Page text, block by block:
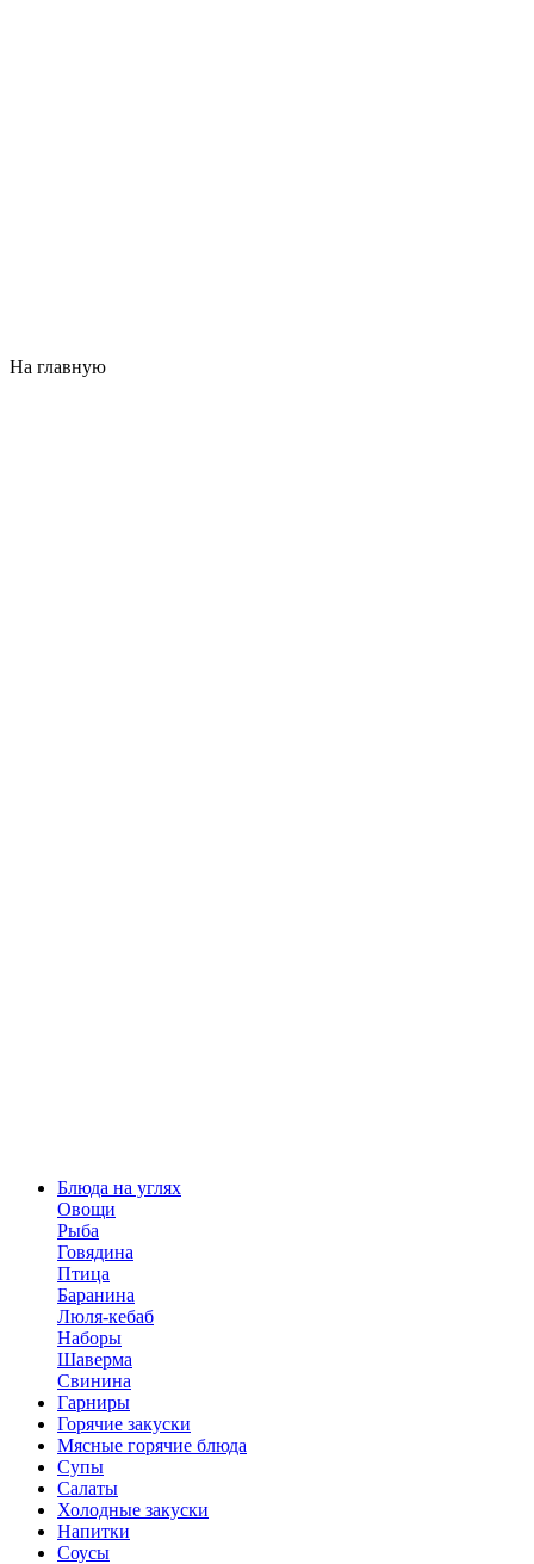
На главную
Блюда на углях
Овощи
Рыба
Говядина
Птица
Баранина
Люля-кебаб
Наборы
Шаверма
Свинина
Гарниры
Горячие закуски
Мясные горячие блюда
Супы
Салаты
Холодные закуски
Напитки
Соусы